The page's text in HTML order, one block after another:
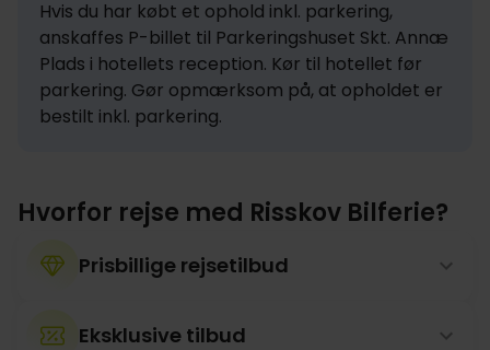
Hvis du har købt et ophold inkl. parkering,
anskaffes P-billet til Parkeringshuset Skt. Annæ
Plads i hotellets reception. Kør til hotellet før
parkering. Gør opmærksom på, at opholdet er
bestilt inkl. parkering.
Hvorfor rejse med Risskov Bilferie?
Prisbillige rejsetilbud
Eksklusive tilbud